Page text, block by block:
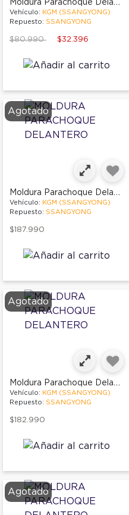
Vehículo: KGM (SSANGYONG)
Repuesto: SSANGYONG
Price reduced from
$80.990to $32.396
Agotado
Moldura Parachoque Delantero
Vehículo: KGM (SSANGYONG)
Repuesto: SSANGYONG
$187.990
Agotado
Moldura Parachoque Delantero
Vehículo: KGM (SSANGYONG)
Repuesto: SSANGYONG
$182.990
Agotado